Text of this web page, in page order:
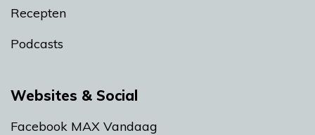
Recepten
Podcasts
Websites & Social
Facebook MAX Vandaag